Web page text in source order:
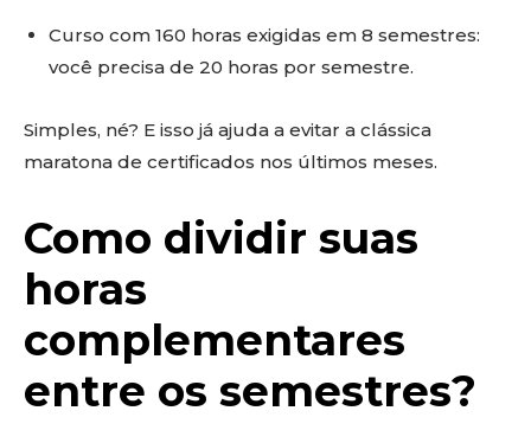
Curso com 160 horas exigidas em 8 semestres:
você precisa de 20 horas por semestre.
Simples, né? E isso já ajuda a evitar a clássica
maratona de certificados nos últimos meses.
Como dividir suas
horas
complementares
entre os semestres?